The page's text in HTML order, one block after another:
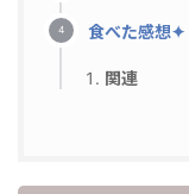
食べた感想✦
関連